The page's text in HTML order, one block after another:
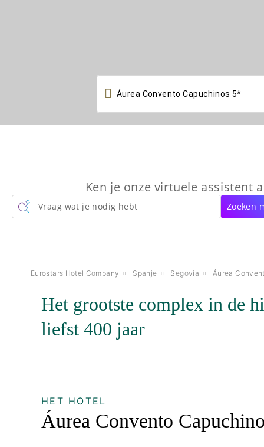

Ken je onze virtuele assistent
Vraag wat je nodig hebt Zoeken
Eurostars Hotel Company Spanje Segovia Áurea
Het grootste complex in de
liefst 400 jaar
HET HOTEL
Áurea Convento